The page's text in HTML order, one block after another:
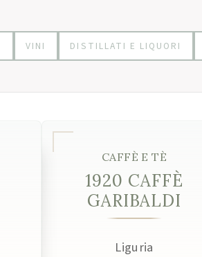
VINI DISTILLATI E LIQUORI
CAFFÈ E TÈ
1920 CAFFÈ
GARIBALDI
Liguria